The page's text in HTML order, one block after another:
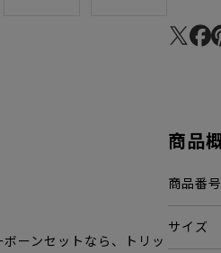
ーンセットなら、トリッ
商品
商品番号
サイズ